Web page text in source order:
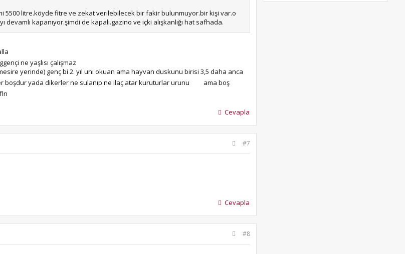
5500 litre.köyde fitre ve zekat verilebilecek bir fakir bulunmuyor.bir kişi var.o
kapanıyor.şimdi de kapalı.gazino ve içki alışkanlığı hat safhada.
ne yaşlısı çalışmaz
yerinde) genç bi 2. yıl unı okuan ama hayvan duskunu birisi 3,5 daha anca
boşdur yada dikerler ne sulanıp ne ilaç atar kuruturlar urunu
ama boş
Cevapla
#7
Cevapla
#8